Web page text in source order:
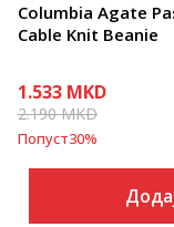
Columbia Agate
Cable Knit Beanie
1.533 MKD
2.190MKD
Попуст30%